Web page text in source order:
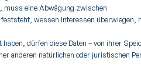
muss eine Abwägung zwischen
wessen Interessen
dürfen diese Daten – von ihrer
anderen natürlichen oder juristischen